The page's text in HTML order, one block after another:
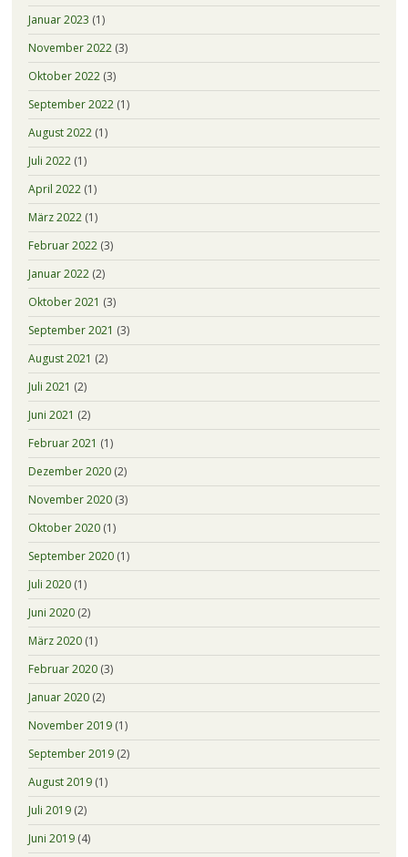
Januar 2023 (1)
November 2022(3)
Oktober 2022(3)
September 2022(1)
August 2022(1)
Juli 2022(1)
April 2022(1)
März 2022(1)
Februar 2022(3)
Januar 2022(2)
Oktober 2021 (3)
September 2021 (3)
August 2021 (2)
Juli 2021 (2)
Juni 2021 (2)
Februar 2021 (1)
Dezember 2020(2)
November 2020(3)
Oktober 2020(1)
September 2020(1)
Juli 2020(1)
Juni 2020(2)
März 2020(1)
Februar 2020(3)
Januar 2020(2)
November 2019(1)
September 2019(2)
August 2019(1)
Juli 2019(2)
Juni 2019(4)